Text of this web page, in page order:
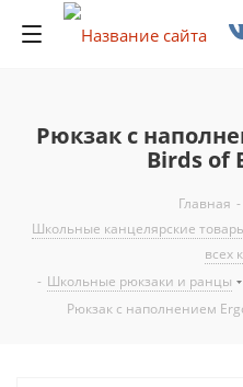
Рюкзак с
Birds of
Главная -
Школьные канцелярские
всех
- Школьные рюкзаки и ранцы
Рюкзак с наполнением